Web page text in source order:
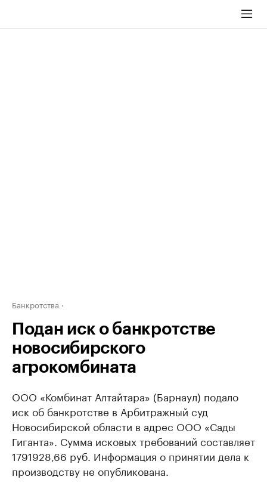
Банкротства
Подан иск о банкротстве
новосибирского
агрокомбината
ООО «Комбинат Алтайтара» (Барнаул) подало
иск об банкротстве в Арбитражный суд
Новосибирской области в адрес ООО «Сады
Гиганта». Сумма исковых требований составляет
1791928,66 руб. Информация о принятии дела к
производству не опубликована.